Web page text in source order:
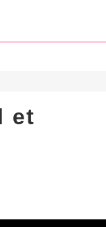
et